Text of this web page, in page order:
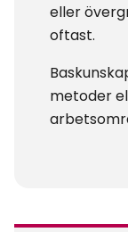
eller
oftast.
metoder